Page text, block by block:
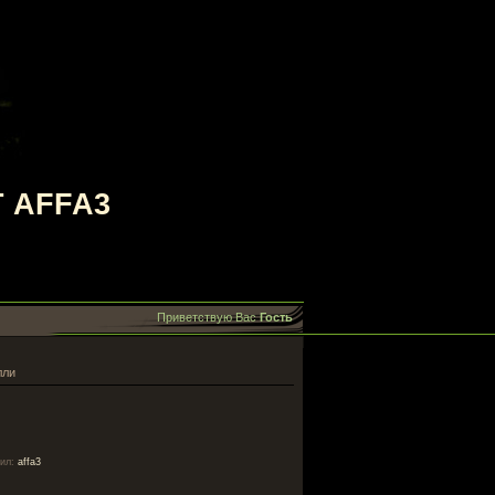
Приветствую ВасГость
: affa3